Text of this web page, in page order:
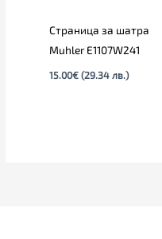
Страница за шатра
Muhler E1107W241
15.00€ (29.34 лв.)